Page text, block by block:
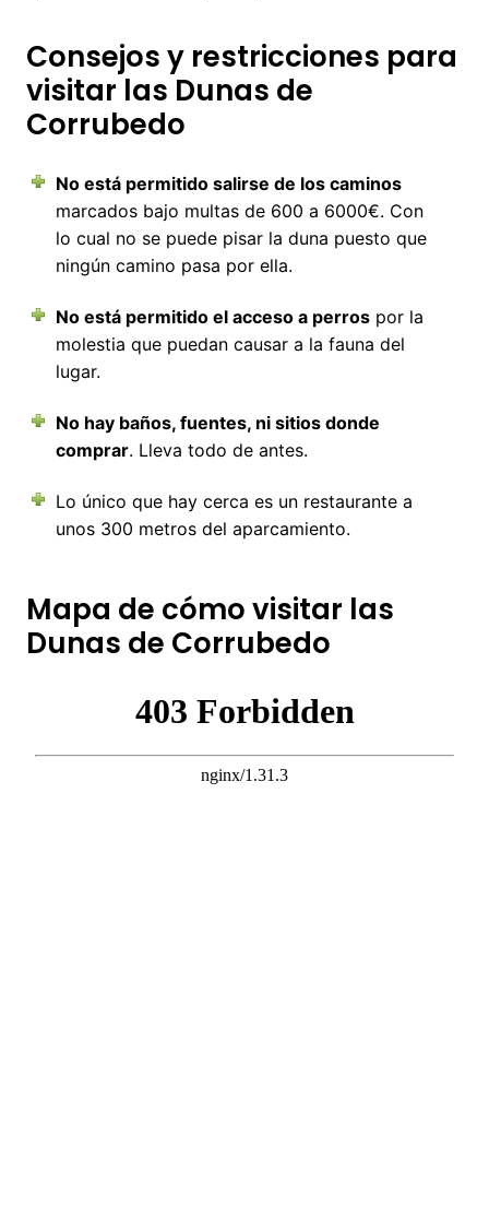
Consejos y restricciones para
visitar las Dunas de
Corrubedo
No está permitido salirse de los caminos
marcados bajo multas de 600 a 6000€. Con
lo cual no se puede pisar la duna puesto que
ningún camino pasa por ella.
No está permitido el acceso a perrospor la
molestia que puedan causar a la fauna del
lugar.
No hay baños, fuentes, ni sitios donde
comprar. Lleva todo de antes.
Lo único que hay cerca es un restaurante a
unos 300 metros del aparcamiento.
Mapa de cómo visitar las
Dunas de Corrubedo